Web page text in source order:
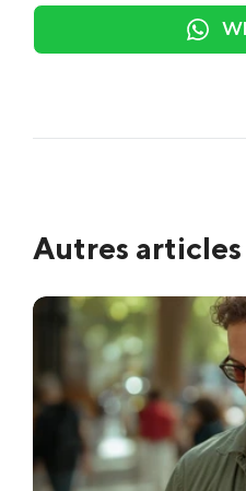
Autres